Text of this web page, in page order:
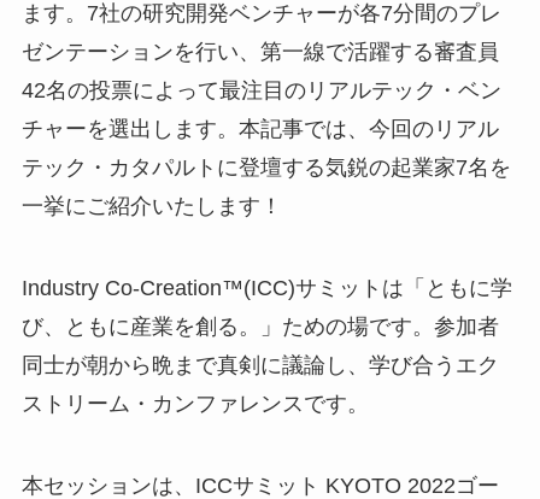
ます。7社の研究開発ベンチャーが各7分間のプレ
ゼンテーションを行い、第一線で活躍する審査員
42名の投票によって最注目のリアルテック・ベン
チャーを選出します。本記事では、今回のリアル
テック・カタパルトに登壇する気鋭の起業家7名を
一挙にご紹介いたします！
Industry Co­-Creation™(ICC)サミットは「ともに学
び、ともに産業を創る。」ための場です。参加者
同士が朝から晩まで真剣に議論し、学び合うエク
ストリーム・カンファレンスです。
本セッションは、ICCサミット KYOTO 2022ゴー